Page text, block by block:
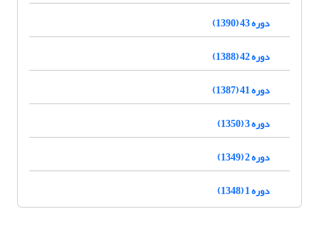
دوره 43 (1390)
دوره 42 (1388)
دوره 41 (1387)
دوره 3 (1350)
دوره 2 (1349)
دوره 1 (1348)